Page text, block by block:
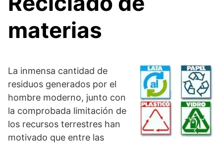
materias
La inmensa cantidad de
residuos generados por el
hombre moderno, junto con
la comprobada limitación de
los recursos terrestres han
motivado que entre las